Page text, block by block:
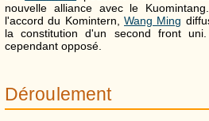
nouvelle alliance avec le
l'accord du Komintern, Wang Ming
la constitution d'un second front uni.
cependant opposé.
Déroulement